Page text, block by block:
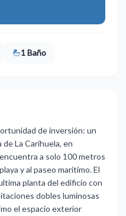
1 Baño
de inversión: un
La Carihuela, en
a solo 100 metros
y al paseo marítimo. El
planta del edificio con
dobles luminosas
el espacio exterior